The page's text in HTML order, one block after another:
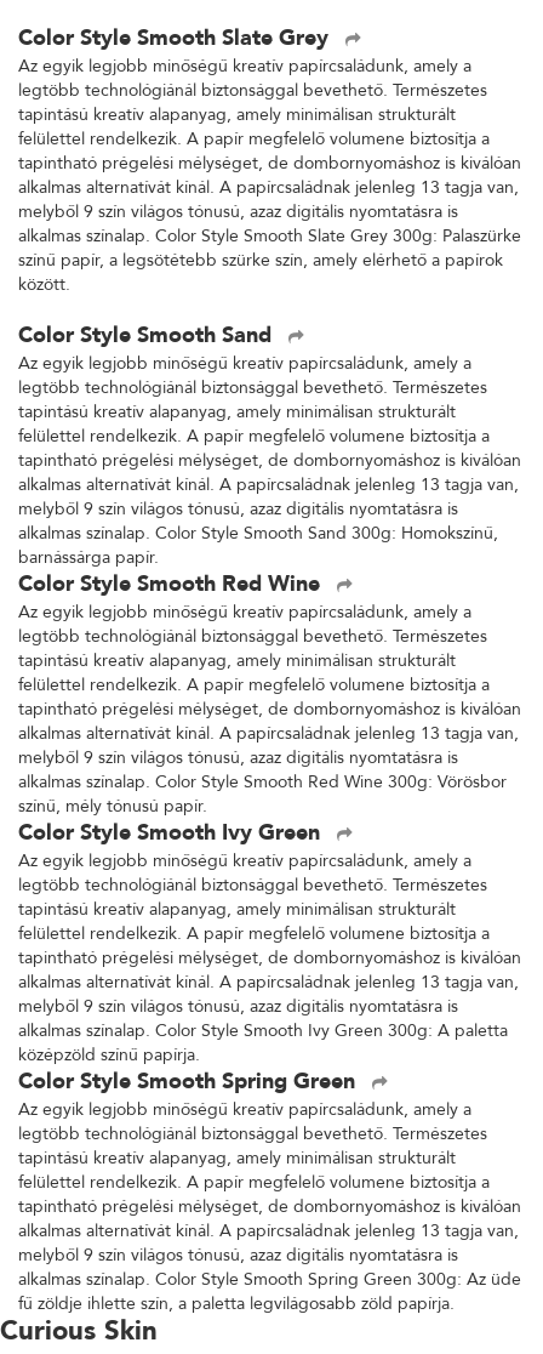
Color Style Smooth Slate Grey
Az egyik legjobb minőségű kreatív papírcsaládunk, amely a
legtöbb technológiánál biztonsággal bevethető. Természetes
tapintású kreatív alapanyag, amely minimálisan strukturált
felülettel rendelkezik. A papír megfelelő volumene biztosítja a
tapintható prégelési mélységet, de dombornyomáshoz is kiválóan
alkalmas alternatívát kínál. A papírcsaládnak jelenleg 13 tagja van,
melyből 9 szín világos tónusú, azaz digitális nyomtatásra is
alkalmas színalap. Color Style Smooth Slate Grey 300g: Palaszürke
színű papír, a legsötétebb szürke szín, amely elérhető a papírok
között.
Color Style Smooth Sand
Az egyik legjobb minőségű kreatív papírcsaládunk, amely a
legtöbb technológiánál biztonsággal bevethető. Természetes
tapintású kreatív alapanyag, amely minimálisan strukturált
felülettel rendelkezik. A papír megfelelő volumene biztosítja a
tapintható prégelési mélységet, de dombornyomáshoz is kiválóan
alkalmas alternatívát kínál. A papírcsaládnak jelenleg 13 tagja van,
melyből 9 szín világos tónusú, azaz digitális nyomtatásra is
alkalmas színalap. Color Style Smooth Sand 300g: Homokszínű,
barnássárga papír.
Color Style Smooth Red Wine
Az egyik legjobb minőségű kreatív papírcsaládunk, amely a
legtöbb technológiánál biztonsággal bevethető. Természetes
tapintású kreatív alapanyag, amely minimálisan strukturált
felülettel rendelkezik. A papír megfelelő volumene biztosítja a
tapintható prégelési mélységet, de dombornyomáshoz is kiválóan
alkalmas alternatívát kínál. A papírcsaládnak jelenleg 13 tagja van,
melyből 9 szín világos tónusú, azaz digitális nyomtatásra is
alkalmas színalap. Color Style Smooth Red Wine 300g: Vörösbor
színű, mély tónusú papír.
Color Style Smooth Ivy Green
Az egyik legjobb minőségű kreatív papírcsaládunk, amely a
legtöbb technológiánál biztonsággal bevethető. Természetes
tapintású kreatív alapanyag, amely minimálisan strukturált
felülettel rendelkezik. A papír megfelelő volumene biztosítja a
tapintható prégelési mélységet, de dombornyomáshoz is kiválóan
alkalmas alternatívát kínál. A papírcsaládnak jelenleg 13 tagja van,
melyből 9 szín világos tónusú, azaz digitális nyomtatásra is
alkalmas színalap. Color Style Smooth Ivy Green 300g: A paletta
középzöld színű papírja.
Color Style Smooth Spring Green
Az egyik legjobb minőségű kreatív papírcsaládunk, amely a
legtöbb technológiánál biztonsággal bevethető. Természetes
tapintású kreatív alapanyag, amely minimálisan strukturált
felülettel rendelkezik. A papír megfelelő volumene biztosítja a
tapintható prégelési mélységet, de dombornyomáshoz is kiválóan
alkalmas alternatívát kínál. A papírcsaládnak jelenleg 13 tagja van,
melyből 9 szín világos tónusú, azaz digitális nyomtatásra is
alkalmas színalap. Color Style Smooth Spring Green 300g: Az üde
fű zöldje ihlette szín, a paletta legvilágosabb zöld papírja.
Curious Skin